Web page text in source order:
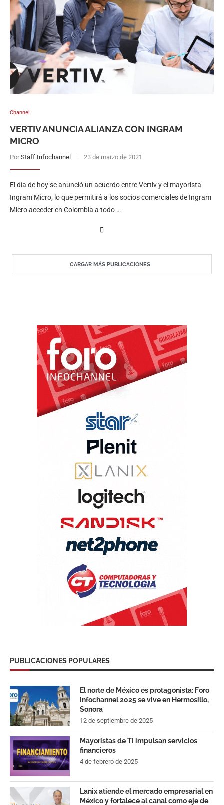
Channel
VERTIV ANUNCIA ALIANZA CON INGRAM
MICRO
Por Staff Infochannel 23 de marzo de 2021
El día de hoy se anunció un acuerdo entre Vertiv y el mayorista
Ingram Micro, lo que permitirá a los socios comerciales de Ingram
Micro acceder en Colombia a todo …
CARGAR MÁS PUBLICACIONES
PUBLICACIONES POPULARES
El norte de México es protagonista: Foro
Infochannel 2025 se vive en Hermosillo,
Sonora
12 de septiembre de 2025
Mayoristas de TI impulsan servicios
financieros
4 de febrero de 2025
Lanix atiende el mercado empresarial en
México y fortalece al canal como eje de